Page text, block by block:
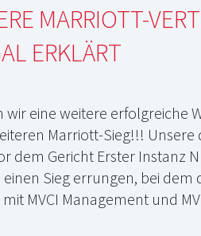
MARRIOTT-
ERKLÄRT
wir eine weitere erfolgreiche
Marriott-Sieg!!!
dem Gericht Erster Instanz
Sieg errungen, bei dem
MVCI Management und